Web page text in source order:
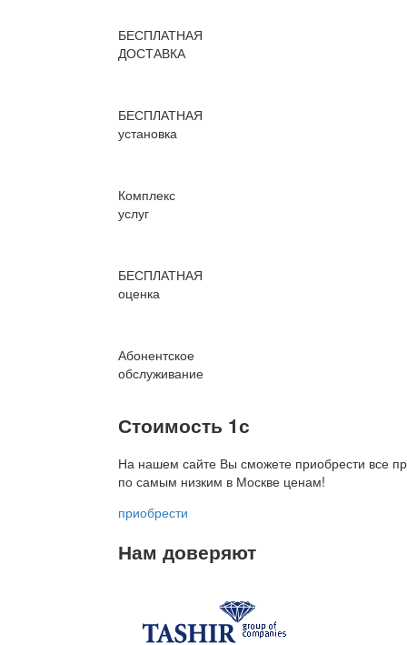
БЕСПЛАТНАЯ
ДОСТАВКА
БЕСПЛАТНАЯ
установка
Комплекс
услуг
БЕСПЛАТНАЯ
оценка
Абонентское
обслуживание
Стоимость 1с
На нашем сайте Вы сможете приобрести все
по самым низким в Москве ценам!
приобрести
Нам доверяют